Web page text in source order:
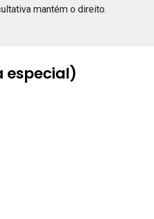
mantém o direito.
especial)